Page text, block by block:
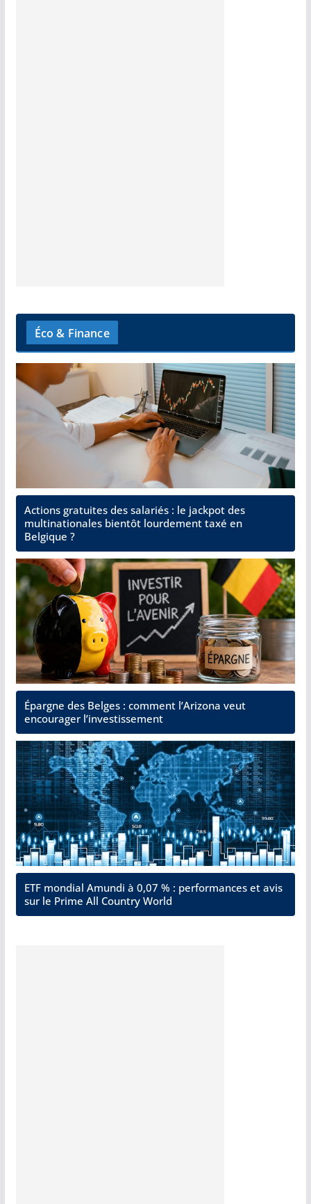
Éco & Finance
Actions gratuites des salariés : le jackpot des
multinationales bientôt lourdement taxé en
Belgique ?
Épargne des Belges : comment l’Arizona veut
encourager l’investissement
ETF mondial Amundi à 0,07 % : performances et avis
sur le Prime All Country World